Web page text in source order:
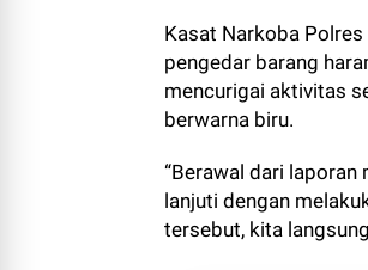
Kasat Narkoba
pengedar barang
mencurigai aktivitas
berwarna biru.
“Berawal dari
lanjuti dengan
tersebut, kita